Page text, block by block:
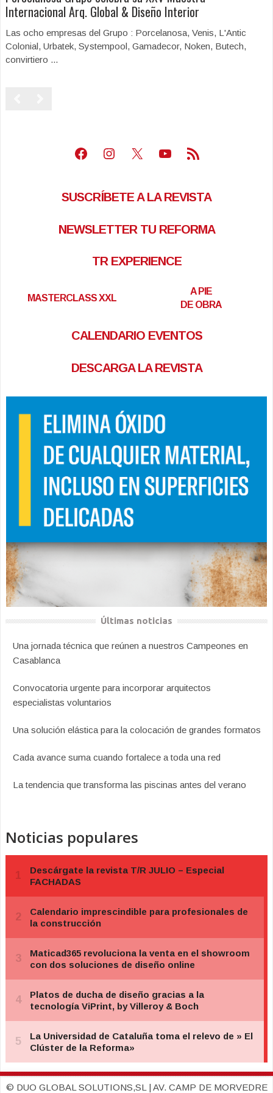
Internacional Arq. Global & Diseño Interior
Las ocho empresas del Grupo : Porcelanosa, Venis, L'Antic
Colonial, Urbatek, Systempool, Gamadecor, Noken, Butech,
convirtiero ...
Facebook
Instagram
X Youtube
Feed RSS
SUSCRÍBETE A LA REVISTA
NEWSLETTER TU REFORMA
TR EXPERIENCE
MASTERCLASS XXL
A PIE
DE OBRA
CALENDARIO EVENTOS
DESCARGA LA REVISTA
Últimas noticias
Una jornada técnica que reúnen a nuestros Campeones en
Casablanca
Convocatoria urgente para incorporar arquitectos
especialistas voluntarios
Una solución elástica para la colocación de grandes formatos
Cada avance suma cuando fortalece a toda una red
La tendencia que transforma las piscinas antes del verano
Noticias populares
© DUO GLOBAL SOLUTIONS,SL | AV. CAMP DE MORVEDRE